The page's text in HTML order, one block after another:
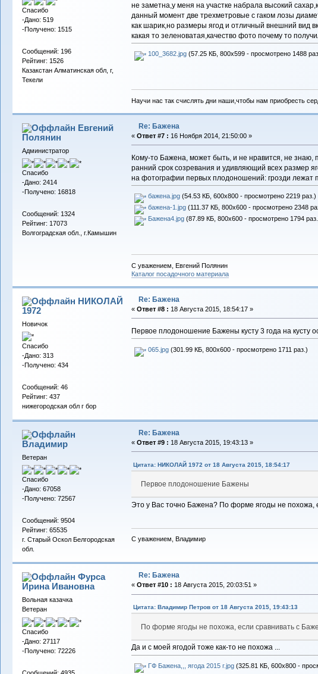
Спасибо
-Дано: 519
-Получено: 1515
Сообщений: 196
Рейтинг: 1526
Казакстан Алматинская обл, г,
Текели
не заметна,у меня на участке набрала высокий
данный момент две трехметровые с гаком лозы
как шарик,но размеры ягод и отличный внешний вид
какая то зеленоватая,качество фото почему то
100_3682.jpg(57.25 КБ, 800x599 - просмотрено 1488
Научи нас так счислять дни наши,чтобы нам приобресть
Евгений
Полянин
Администратор
Спасибо
-Дано: 2414
-Получено: 16818
Сообщений: 1324
Рейтинг: 17073
Волгоградская обл., г.Камышин
Re: Бажена
« Ответ #7 : 16 Ноября 2014, 21:50:00 »
Кому-то Бажена, может быть, и не нравится, не знаю,
ранний срок созревания и удивляющий всех размер
на фотографии первых плодоношений: грозди лежат
бажена.jpg(54.53 КБ, 600x800 - просмотрено 2219 раз.)
бажена-1.jpg(111.37 КБ, 800x600 - просмотрено 2348
Бажена4.jpg(87.89 КБ, 800x600 - просмотрено 1794
С уважением, Евгений Полянин
Каталог посадочного материала
НИКОЛАЙ
1972
Новичок
Спасибо
-Дано: 313
-Получено: 434
Сообщений: 46
Рейтинг: 437
нижегородская обл г бор
Re: Бажена
« Ответ #8 : 18 Августа 2015, 18:54:17 »
Первое плодоношение Бажены кусту 3 года на кусту
065.jpg(301.99 КБ, 800x600 - просмотрено 1711 раз.)
Владимиp
Ветеран
Спасибо
-Дано: 67058
-Получено: 72567
Сообщений: 9504
Рейтинг: 65535
г. Старый Оскол Белгородская
обл.
Re: Бажена
« Ответ #9 : 18 Августа 2015, 19:43:13 »
Цитата: НИКОЛАЙ 1972 от 18 Августа 2015, 18:54:17
Первое плодоношение Бажены
Это у Вас точно Бажена? По форме ягоды не похожа,
С уважением, Владимир
Фурса
Ирина Ивановна
Вольная казачка
Ветеран
Спасибо
-Дано: 27117
-Получено: 72226
Re: Бажена
« Ответ #10 : 18 Августа 2015, 20:03:51 »
Цитата: Владимир Петров от 18 Августа 2015, 19:43:13
По форме ягоды не похожа, если сравнивать с
Да и с моей ягодой тоже как-то не похожа ...
ГФ Бажена,,, ягода 2015 г.jpg(325.81 КБ, 600x800 -